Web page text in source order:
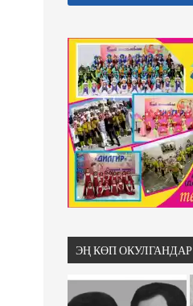
ЭҢ КӨП ОКУЛГАНДАР